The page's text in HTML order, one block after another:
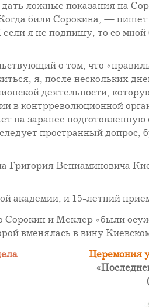
ложные показания на
били Сорокина, —
я не подпишу, то со
о том, что
я, после нескольких
деятельности,
в контрреволюционной
на заранее
пространный
Вениаминовича
академии, и 15-летний
Сорокин и Меклер «были
вменялась в вину
Церемония
(